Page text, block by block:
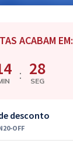
ACABAM EM:
: 27
SEG
desconto
OFF